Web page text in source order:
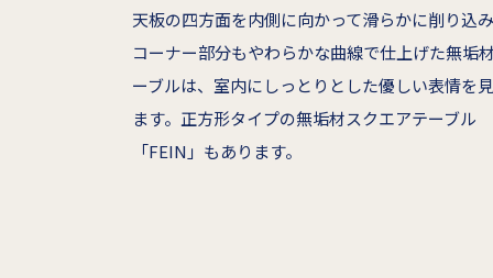
天板の四方面を内側に向かって滑らかに削り込み
コーナー部分もやわらかな曲線で仕上げた無垢
ーブルは、室内にしっとりとした優しい表情を
ます。正方形タイプの無垢材スクエアテーブル
「FEIN」もあります。